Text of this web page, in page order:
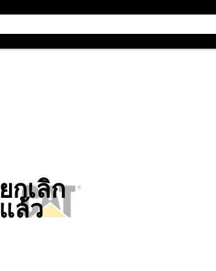
ยกเลิก
แล้ว